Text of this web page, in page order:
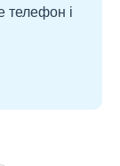
телефон і